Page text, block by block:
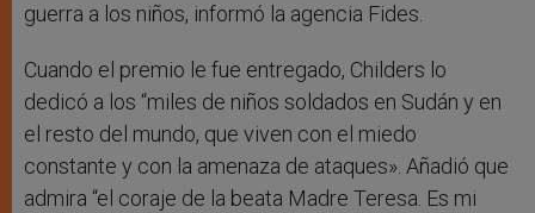
guerra a los niños, informó la agencia Fides.
Cuando el premio le fue entregado, Childers lo
dedicó a los “miles de niños soldados en Sudán y en
el resto del mundo, que viven con el miedo
constante y con la amenaza de ataques». Añadió que
admira “el coraje de la beata Madre Teresa. Es mi